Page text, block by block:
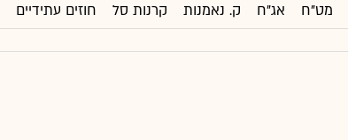
מט"ח אג"ח ק. נאמנות קרנות סל חוזים עתידיים